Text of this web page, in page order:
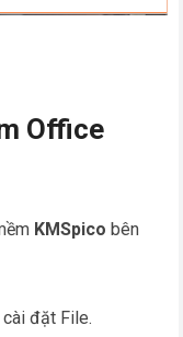
Office
KMSpico bên
cài đặt File.